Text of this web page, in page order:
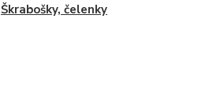
Škrabošky, čelenky